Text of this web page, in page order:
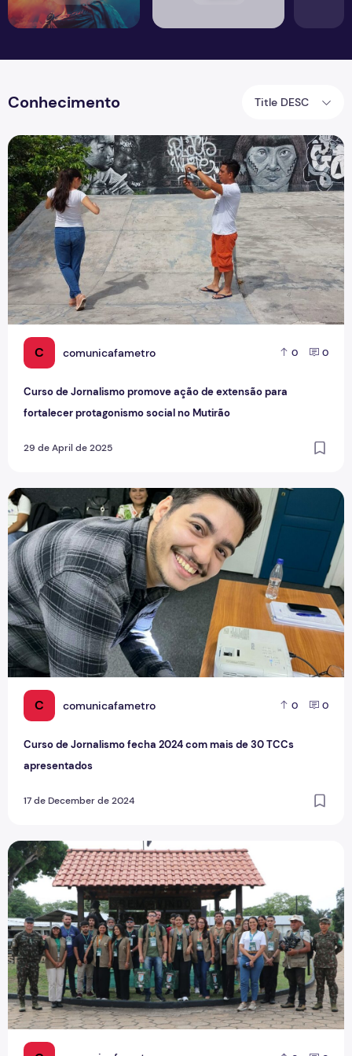
Conhecimento Title DESC
C comunicafametro 0 0
Curso de Jornalismo promove ação de extensão para
fortalecer protagonismo social no Mutirão
29 de April de 2025
Curso de Jornalismo promove ação de extensão para
C comunicafametro 0 0
Curso de Jornalismo fecha 2024 com mais de 30 TCCs
apresentados
17 de December de 2024
Curso de Jornalismo fecha 2024 com mais de 30 TCCs
Exército realiza programa para estreitar relações com a